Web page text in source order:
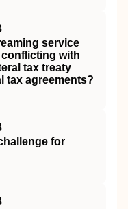
service
with
tax treaty
tax agreements?
for